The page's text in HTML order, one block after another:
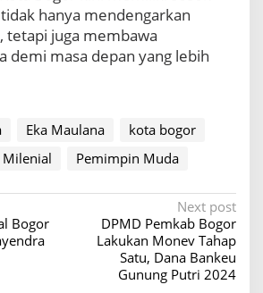
hanya mendengarkan
tetapi juga membawa
demi masa depan yang lebih
Eka Maulana
kota bogor
Milenial
Pemimpin Muda
Bogor
Next post
DPMD Pemkab Bogor
Lakukan Monev Tahap
Satu, Dana Bankeu
Gunung Putri 2024